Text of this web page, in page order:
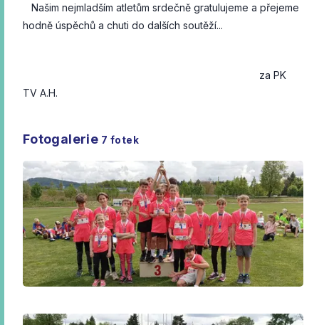
Našim nejmladším atletům srdečně gratulujeme a přejeme
hodně úspěchů a chuti do dalších soutěží...
za PK
TV A.H.
Fotogalerie 7 fotek